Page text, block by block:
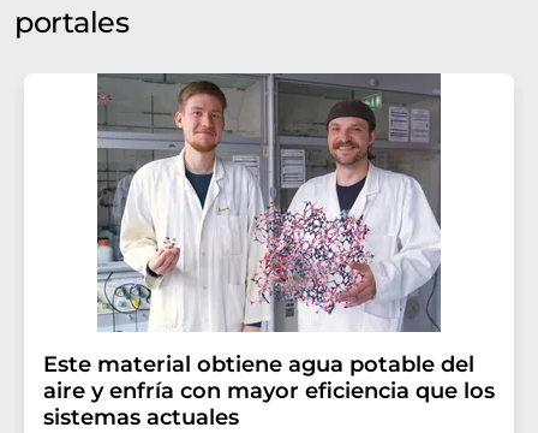
portales
Este material obtiene agua potable del
aire y enfría con mayor eficiencia que los
sistemas actuales